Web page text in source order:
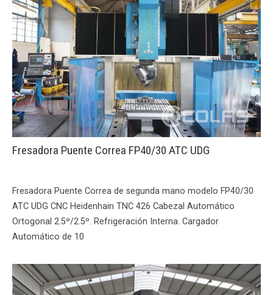
Fresadora Puente Correa FP40/30 ATC UDG
Fresadora Puente Correa de segunda mano modelo FP40/30
ATC UDG CNC Heidenhain TNC 426 Cabezal Automático
Ortogonal 2.5º/2.5º. Refrigeración Interna. Cargador
Automático de 10